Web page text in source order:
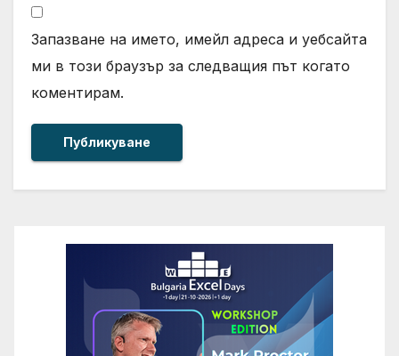
Запазване на името, имейл адреса и уебсайта
ми в този браузър за следващия път когато
коментирам.